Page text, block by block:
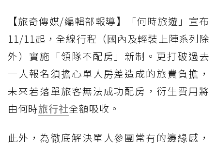
【旅奇傳媒/編輯部報導】「何時旅遊」宣布
11/11起，全線行程（國內及輕裝上陣系列除
外）實施「領隊不配房」新制。更打破過去
一人報名須擔心單人房差造成的旅費負擔，
未來若落單旅客無法成功配房，衍生費用將
由何時旅行社全額吸收。
此外，為徹底解決單人參團常有的邊緣感，